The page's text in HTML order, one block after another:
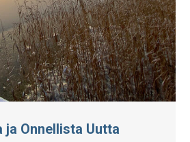
ja Onnellista Uutta